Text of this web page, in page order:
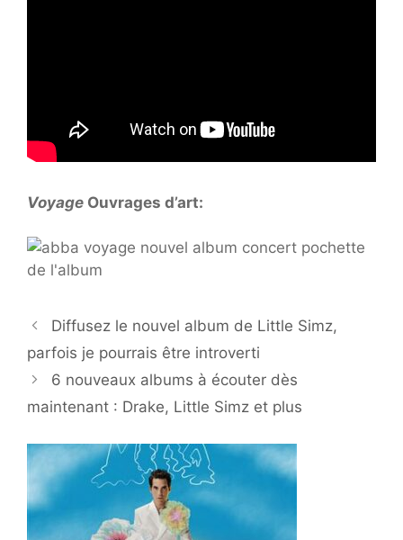
Voyage Ouvrages d’art:
Diffusez le nouvel album de Little Simz,
parfois je pourrais être introverti
6 nouveaux albums à écouter dès
maintenant : Drake, Little Simz et plus